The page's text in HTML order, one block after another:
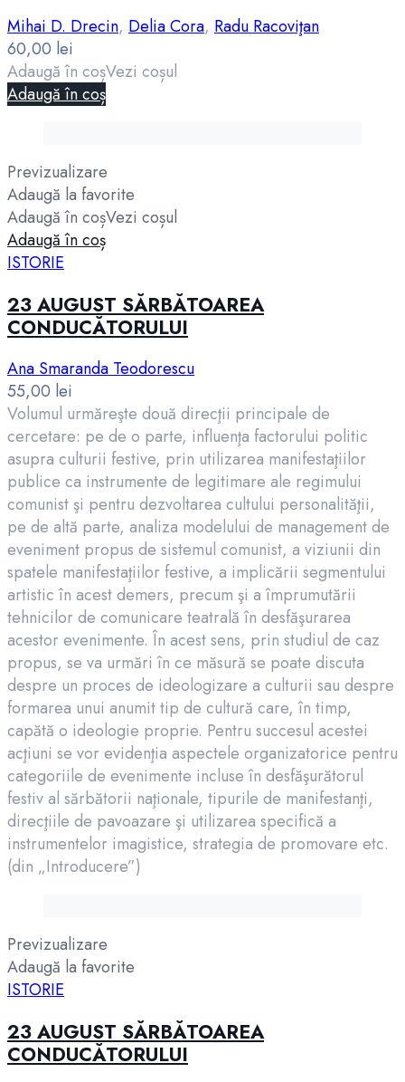
Mihai D. Drecin, Delia Cora, Radu Racoviţan
60,00 lei
Adaugă în coșVezi coșul
Adaugă în coș
Previzualizare
Adaugă la favorite
Adaugă în coșVezi coșul
Adaugă în coș
ISTORIE
23 AUGUST SĂRBĂTOAREA
CONDUCĂTORULUI
Ana Smaranda Teodorescu
55,00 lei
Volumul urmăreşte două direcţii principale de
cercetare: pe de o parte, influenţa factorului politic
asupra culturii festive, prin utilizarea manifestaţiilor
publice ca instrumente de legitimare ale regimului
comunist şi pentru dezvoltarea cultului personalităţii,
pe de altă parte, analiza modelului de management de
eveniment propus de sistemul comunist, a viziunii din
spatele manifestaţiilor festive, a implicării segmentului
artistic în acest demers, precum şi a împrumutării
tehnicilor de comunicare teatrală în desfăşurarea
acestor evenimente. În acest sens, prin studiul de caz
propus, se va urmări în ce măsură se poate discuta
despre un proces de ideologizare a culturii sau despre
formarea unui anumit tip de cultură care, în timp,
capătă o ideologie proprie. Pentru succesul acestei
acţiuni se vor evidenţia aspectele organizatorice pentru
categoriile de evenimente incluse în desfăşurătorul
festiv al sărbătorii naţionale, tipurile de manifestanţi,
direcţiile de pavoazare şi utilizarea specifică a
instrumentelor imagistice, strategia de promovare etc.
(din „Introducere”)
Previzualizare
Adaugă la favorite
ISTORIE
23 AUGUST SĂRBĂTOAREA
CONDUCĂTORULUI